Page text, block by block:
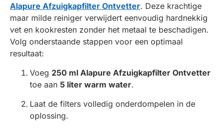
Alapure Afzuigkapfilter Ontvetter. Deze krachtige
maar milde reiniger verwijdert eenvoudig hardnekkig
vet en kookresten zonder het metaal te beschadigen.
Volg onderstaande stappen voor een optimaal
resultaat:
Voeg 250 ml Alapure Afzuigkapfilter Ontvetter
toe aan 5 liter warm water.
Laat de filters volledig onderdompelen in de
oplossing.